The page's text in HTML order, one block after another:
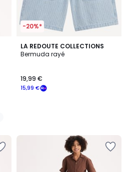
-20%*
LA REDOUTE COLLECTIONS
Bermuda rayé
15,99 €
19,99 €